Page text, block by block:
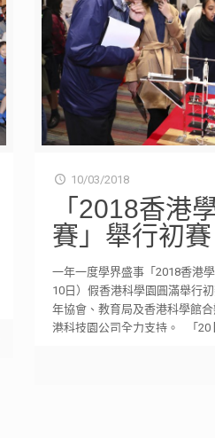
10/03/2018
「2018香港
賽」舉行初賽
一年一度學界盛事「2018香港
10日）假香港科學園圓滿舉行
年協會、教育局及香港科學館
港科技園公司全力支持。 「20